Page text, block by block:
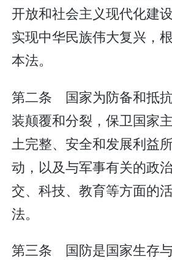
开放和社会主义现代化建
实现中华民族伟大复兴，
本法。
第二条 国家为防备和抵
装颠覆和分裂，保卫国家
土完整、安全和发展利益
动，以及与军事有关的政
交、科技、教育等方面的
法。
第三条 国防是国家生存